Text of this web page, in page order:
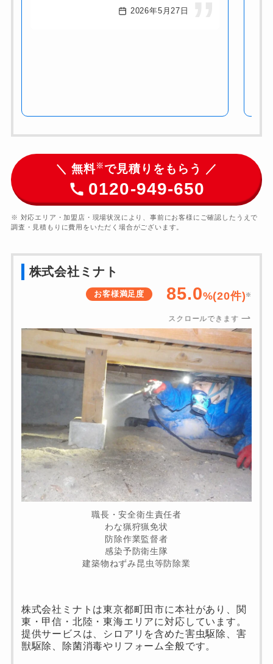
2026年5月27日
＼ 無料※で見積りをもらう ／
0120-949-650
※ 対応エリア・加盟店・現場状況により、事前にお客様にご確認したうえで
調査・見積もりに費用をいただく場合がございます。
株式会社ミナト
お客様満足度 85.0%(20件) ※
スクロールできます
職長・安全衛生責任者
わな猟狩猟免状
防除作業監督者
感染予防衛生隊
建築物ねずみ昆虫等防除業
株式会社ミナトは東京都町田市に本社があり、関
東・甲信・北陸・東海エリアに対応しています。
提供サービスは、シロアリを含めた害虫駆除、害
獣駆除、除菌消毒やリフォーム全般です。